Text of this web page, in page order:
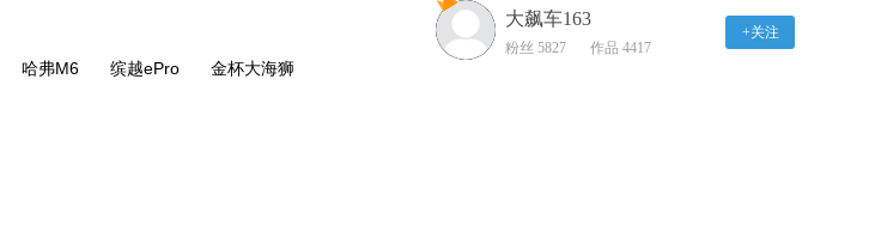
2024款小鹏P7i鹏翼版都
哈弗M6 缤越ePro 金杯大海狮
大飙车163
粉丝 5827 作品 4417
+关注